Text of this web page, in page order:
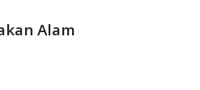
Alam